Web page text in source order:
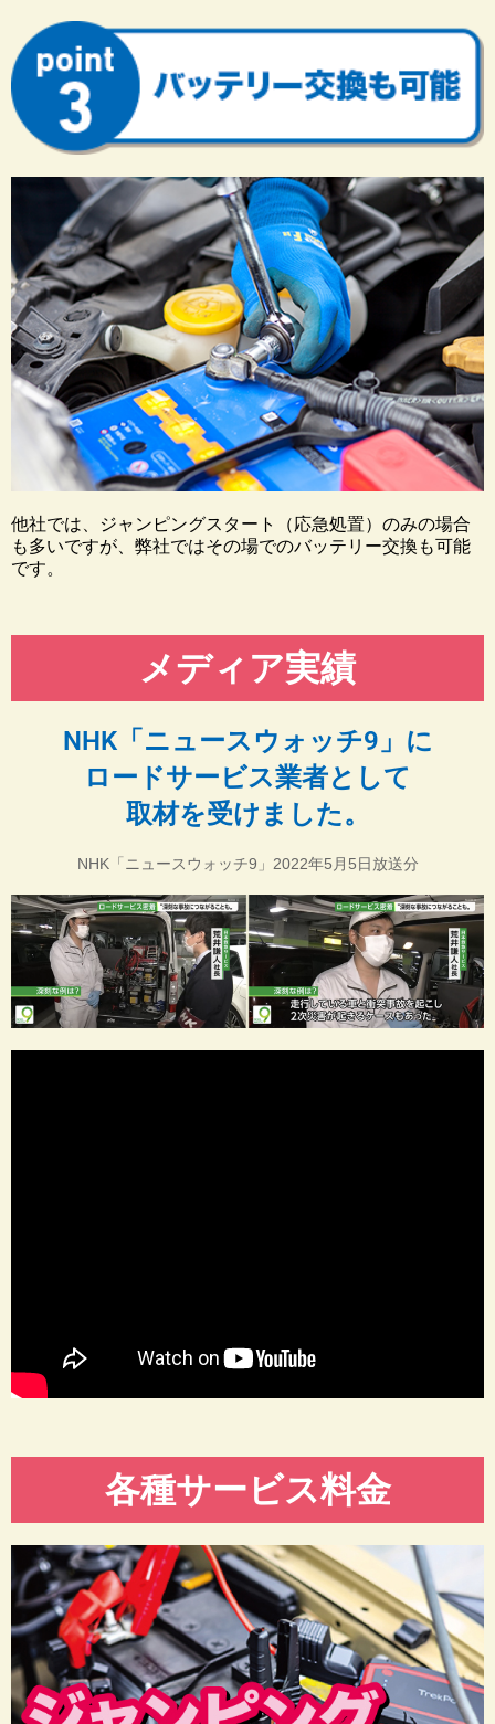
他社では、ジャンピングスタート（応急処置）のみの場合
も多いですが、弊社ではその場でのバッテリー交換も可能
です。
メディア実績
NHK「ニュースウォッチ9」に
ロードサービス業者として
取材を受けました。
NHK「ニュースウォッチ9」 2022年5月5日放送分
各種サービス料金